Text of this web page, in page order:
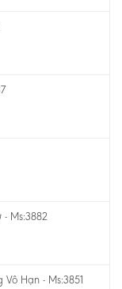
Ms:3882
Hạn - Ms:3851